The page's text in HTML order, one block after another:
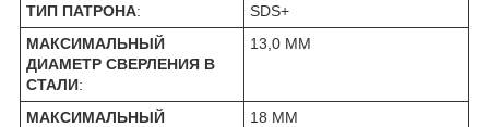
ТИП ПАТРОНА:
SDS+
МАКСИМАЛЬНЫЙ
ДИАМЕТР СВЕРЛЕНИЯ В
СТАЛИ:
13,0 ММ
МАКСИМАЛЬНЫЙ
18 ММ